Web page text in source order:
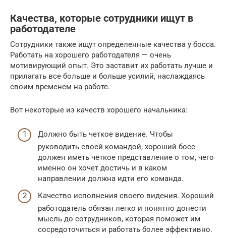
Качества, которые сотрудники ищут в
работодателе
Сотрудники также ищут определенные качества у босса.
Работать на хорошего работодателя — очень
мотивирующий опыт. Это заставит их работать лучше и
прилагать все больше и больше усилий, наслаждаясь
своим временем на работе.
Вот некоторые из качеств хорошего начальника:
Должно быть четкое видение. Чтобы
руководить своей командой, хороший босс
должен иметь четкое представление о том, чего
именно он хочет достичь и в каком
направлении должна идти его команда.
Качество исполнения своего видения. Хороший
работодатель обязан легко и понятно донести
мысль до сотрудников, которая поможет им
сосредоточиться и работать более эффективно.